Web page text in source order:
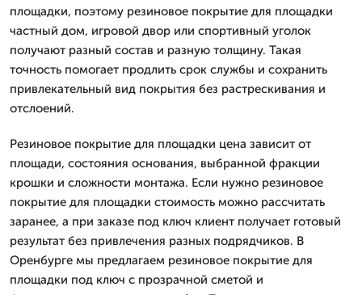
площадки, поэтому резиновое покрытие для площадки
частный дом, игровой двор или спортивный уголок
получают разный состав и разную толщину. Такая
точность помогает продлить срок службы и сохранить
привлекательный вид покрытия без растрескивания и
отслоений.
Резиновое покрытие для площадки цена зависит от
площади, состояния основания, выбранной фракции
крошки и сложности монтажа. Если нужно резиновое
покрытие для площадки стоимость можно рассчитать
заранее, а при заказе под ключ клиент получает готовый
результат без привлечения разных подрядчиков. В
Оренбурге мы предлагаем резиновое покрытие для
площадки под ключ с прозрачной сметой и